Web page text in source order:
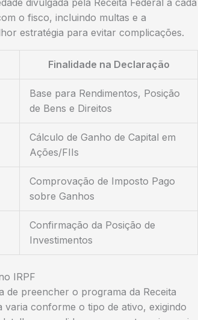
o fisco, incluindo multas e a
estratégia para evitar complicações.
Finalidade na Declaração
Base para Rendimentos, Posição
de Bens e Direitos
Cálculo de Ganho de Capital em
Ações/FIIs
Comprovação de Imposto Pago
sobre Ganhos
Confirmação da Posição de
Investimentos
IRPF
de preencher o programa da Receita
conforme o tipo de ativo, exigindo